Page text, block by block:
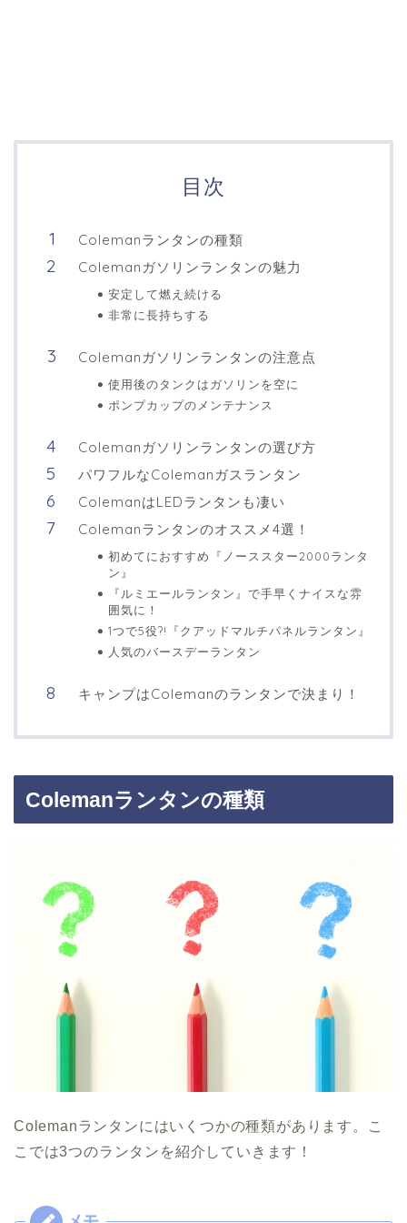
目次
Colemanランタンの種類
Colemanガソリンランタンの魅力
安定して燃え続ける
非常に長持ちする
Colemanガソリンランタンの注意点
使用後のタンクはガソリンを空に
ポンプカップのメンテナンス
Colemanガソリンランタンの選び方
パワフルなColemanガスランタン
ColemanはLEDランタンも凄い
Colemanランタンのオススメ4選！
初めてにおすすめ『ノーススター2000ランタ
ン』
『ルミエールランタン』で手早くナイスな雰
囲気に！
1つで5役?!『クアッドマルチパネルランタン』
人気のバースデーランタン
キャンプはColemanのランタンで決まり！
Colemanランタンの種類
Colemanランタンにはいくつかの種類があります。こ
こでは3つのランタンを紹介していきます！